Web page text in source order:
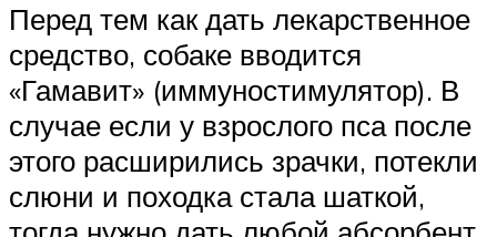
Перед тем как дать лекарственное
средство, собаке вводится
«Гамавит» (иммуностимулятор). В
случае если у взрослого пса после
этого расширились зрачки, потекли
слюни и походка стала шаткой,